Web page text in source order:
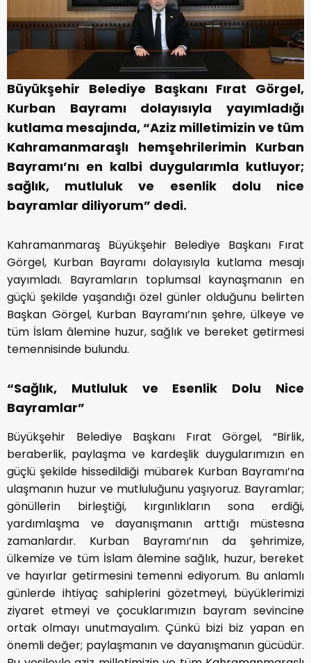
Büyükşehir Belediye Başkanı Fırat Görgel,
Kurban Bayramı dolayısıyla yayımladığı
kutlama mesajında, “Aziz milletimizin ve tüm
Kahramanmaraşlı hemşehrilerimin Kurban
Bayramı’nı en kalbi duygularımla kutluyor;
sağlık, mutluluk ve esenlik dolu nice
bayramlar diliyorum” dedi.
Kahramanmaraş Büyükşehir Belediye Başkanı Fırat
Görgel, Kurban Bayramı dolayısıyla kutlama mesajı
yayımladı. Bayramların toplumsal kaynaşmanın en
güçlü şekilde yaşandığı özel günler olduğunu belirten
Başkan Görgel, Kurban Bayramı’nın şehre, ülkeye ve
tüm İslam âlemine huzur, sağlık ve bereket getirmesi
temennisinde bulundu.
“Sağlık, Mutluluk ve Esenlik Dolu Nice
Bayramlar”
Büyükşehir Belediye Başkanı Fırat Görgel, “Birlik,
beraberlik, paylaşma ve kardeşlik duygularımızın en
güçlü şekilde hissedildiği mübarek Kurban Bayramı’na
ulaşmanın huzur ve mutluluğunu yaşıyoruz. Bayramlar;
gönüllerin birleştiği, kırgınlıkların sona erdiği,
yardımlaşma ve dayanışmanın arttığı müstesna
zamanlardır. Kurban Bayramı’nın da şehrimize,
ülkemize ve tüm İslam âlemine sağlık, huzur, bereket
ve hayırlar getirmesini temenni ediyorum. Bu anlamlı
günlerde ihtiyaç sahiplerini gözetmeyi, büyüklerimizi
ziyaret etmeyi ve çocuklarımızın bayram sevincine
ortak olmayı unutmayalım. Çünkü bizi biz yapan en
önemli değer; paylaşmanın ve dayanışmanın gücüdür.